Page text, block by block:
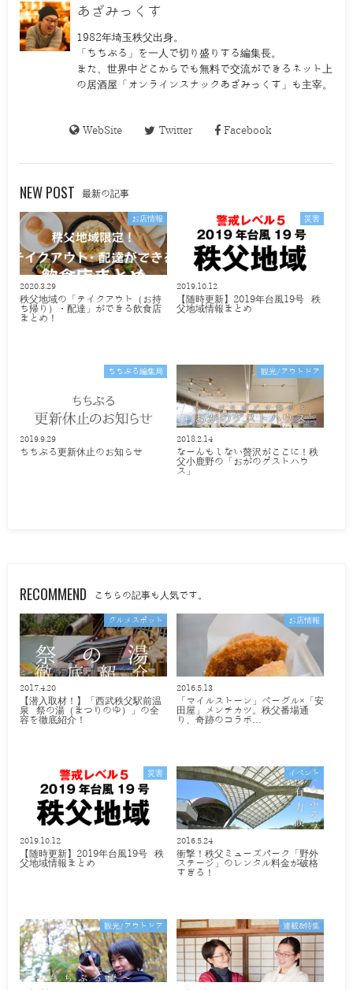
あざみっくす
1982年埼玉秩父出身。
「ちちぶる」を一人で切り盛りする編集長。
また、世界中どこからでも無料で交流ができるネット上
の居酒屋「オンラインスナックあざみっくす」も主宰。
WebSite Twitter Facebook
NEW POST 最新の記事
お店情報
2020.3.29
秩父地域の「テイクアウト（お持
ち帰り）・配達」ができる飲食店
まとめ！
災害
2019.10.12
【随時更新】2019年台風19号 秩
父地域情報まとめ
ちちぶる編集局
2019.9.29
ちちぶる更新休止のお知らせ
観光/アウトドア
2018.2.14
なーんもしない贅沢がここに！秩
父小鹿野の「おがのゲストハウ
ス」
RECOMMEND こちらの記事も人気です。
グルメスポット
2017.4.20
【潜入取材！】「西武秩父駅前温
泉 祭の湯（まつりのゆ）」の全
容を徹底紹介！
お店情報
2016.5.13
「マイルストーン」ベーグル×「安
田屋」メンチカツ。秩父番場通
り、奇跡のコラボ…
災害
2019.10.12
【随時更新】2019年台風19号 秩
父地域情報まとめ
イベント
2016.5.24
衝撃！秩父ミューズパーク「野外
ステージ」のレンタル料金が破格
すぎる！
観光/アウトドア 連載&特集